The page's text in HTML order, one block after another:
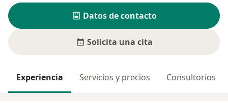
Datos de contacto
Solicita una cita
Experiencia Servicios y precios Consultorios